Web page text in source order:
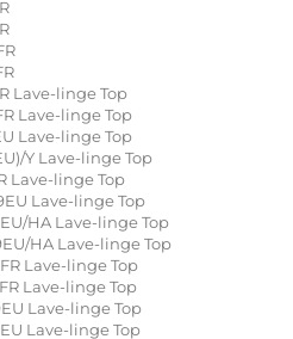
Lave-linge Top
Lave-linge Top
Lave-linge Top
Y Lave-linge Top
Lave-linge Top
Lave-linge Top
HA Lave-linge Top
HA Lave-linge Top
Lave-linge Top
Lave-linge Top
Lave-linge Top
Lave-linge Top